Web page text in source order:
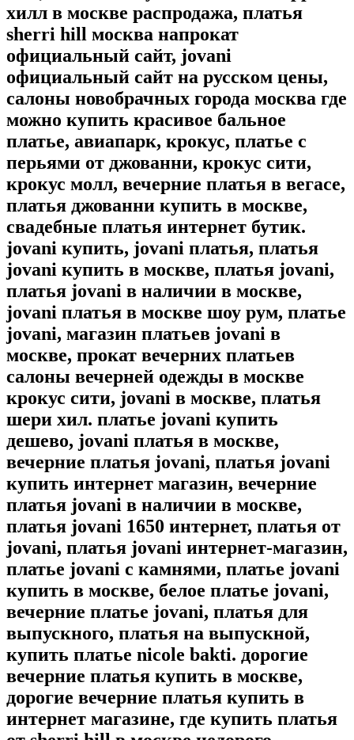
хилл в москве распродажа, платья
sherri hill москва напрокат
официальный сайт, jovani
официальный сайт на русском цены,
салоны новобрачных города москва где
можно купить красивое бальное
платье, авиапарк, крокус, платье с
перьями от джованни, крокус сити,
крокус молл, вечерние платья в вегасе,
платья джованни купить в москве,
свадебные платья интернет бутик.
jovani купить, jovani платья, платья
jovani купить в москве, платья jovani,
платья jovani в наличии в москве,
jovani платья в москве шоу рум, платье
jovani, магазин платьев jovani в
москве, прокат вечерних платьев
салоны вечерней одежды в москве
крокус сити, jovani в москве, платья
шери хил. платье jovani купить
дешево, jovani платья в москве,
вечерние платья jovani, платья jovani
купить интернет магазин, вечерние
платья jovani в наличии в москве,
платья jovani 1650 интернет, платья от
jovani, платья jovani интернет-магазин,
платье jovani с камнями, платье jovani
купить в москве, белое платье jovani,
вечерние платье jovani, платья для
выпускного, платья на выпускной,
купить платье nicole bakti. дорогие
вечерние платья купить в москве,
дорогие вечерние платья купить в
интернет магазине, где купить платья